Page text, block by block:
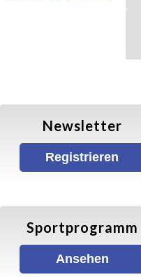
Jumping
Newsletter
NEUIGKEITEN
Newsletter
Registrieren
Sportprogramm
Ansehen